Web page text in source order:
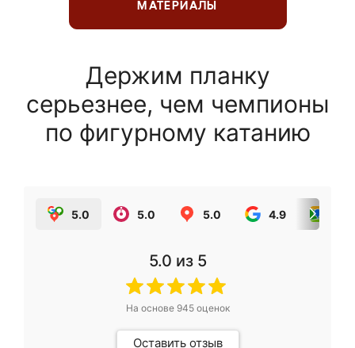
МАТЕРИАЛЫ
Держим планку
серьезнее, чем чемпионы
по фигурному катанию
5.0 5.0 5.0 4.9
5.0 из 5
На основе 945оценок
Оставить отзыв